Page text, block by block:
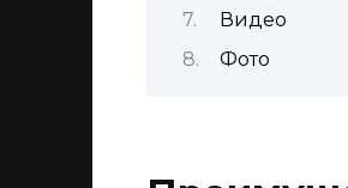
Видео
Фото